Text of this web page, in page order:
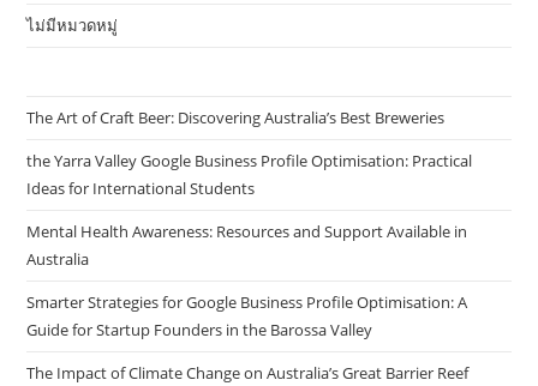
ไม่มีหมวดหมู่
The Art of Craft Beer: Discovering Australia’s Best Breweries
the Yarra Valley Google Business Profile Optimisation: Practical
Ideas for International Students
Mental Health Awareness: Resources and Support Available in
Australia
Smarter Strategies for Google Business Profile Optimisation: A
Guide for Startup Founders in the Barossa Valley
The Impact of Climate Change on Australia’s Great Barrier Reef